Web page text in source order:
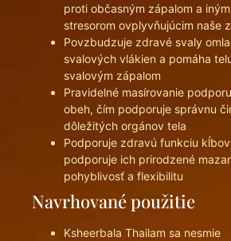
proti občasným zápalom a
stresorom ovplyvňujúcim naše
Povzbudzuje zdravé svaly
svalových vlákien a pomáha
svalovým zápalom
Pravidelné masírovanie
obeh, čím podporuje správnu
dôležitých orgánov tela
Podporuje zdravú funkciu
podporuje ich prirodzené
pohyblivosť a flexibilitu
Navrhované použitie
Ksheerbala Thailam sa nesmie